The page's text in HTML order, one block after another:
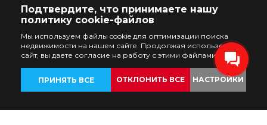
Подтвердите, что принимаете нашу
политику cookie-файлов
Мы используем файлы cookie для оптимизации поиска
недвижимости на нашем сайте. Продолжая использовать
сайт, вы даете согласие на работу с этими файлами.
ПРИНЯТЬ ВСЕ ОТКЛОНИТЬ ВСЕ НАСТРОЙКИ